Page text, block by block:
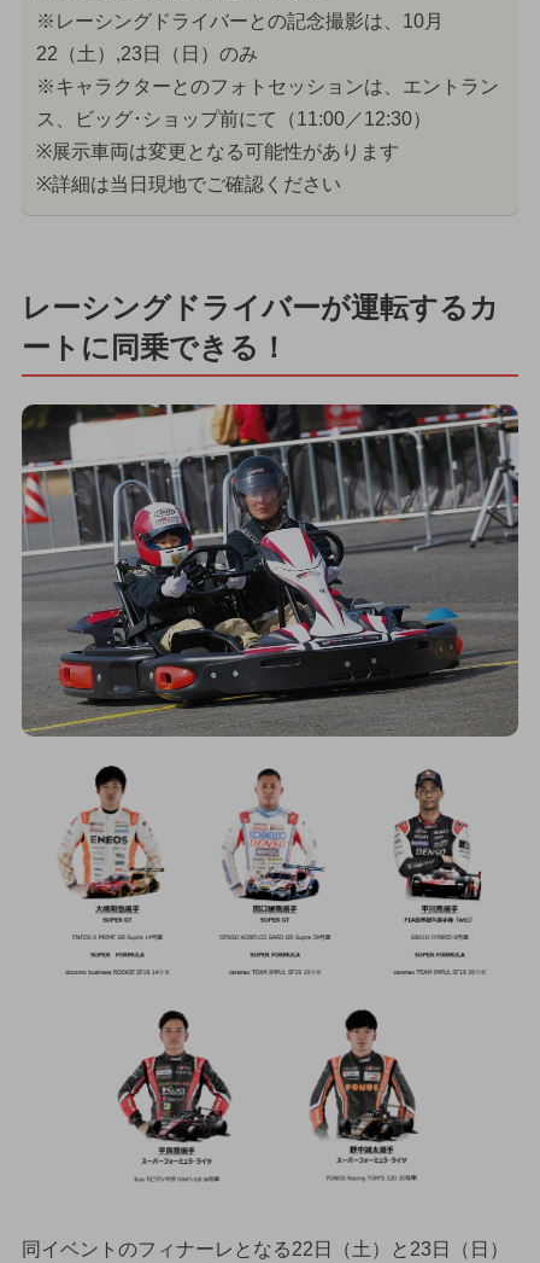
※レーシングドライバーとの記念撮影は、10月
22（土）,23日（日）のみ
※キャラクターとのフォトセッションは、エントラン
ス、ビッグ･ショップ前にて（11:00／12:30）
※展示車両は変更となる可能性があります
※詳細は当日現地でご確認ください
レーシングドライバーが運転するカ
ートに同乗できる！
同イベントのフィナーレとなる22日（土）と23日（日）